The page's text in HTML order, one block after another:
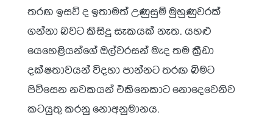
තරඟ ඉසව් ද ඉතාමත් උණුසුම් මුහුණුවරක්
ගන්නා බවට කිසිදු සැකයක් නැත. යහළු
යෙහෙළියන්ගේ ඔල්වරසන් මැද තම ක්‍රීඩා
දක්ෂතාවයන් විදහා පාන්නට තරඟ බිමට
පිවිසෙන නවකයන් එකිනෙකාට නොදෙවෙනිව
කටයුතු කරනු නොඅනුමානය.